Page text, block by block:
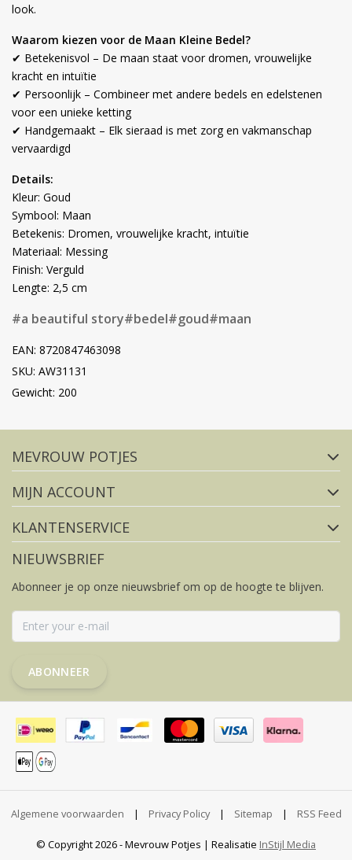
look.
Waarom kiezen voor de Maan Kleine Bedel?
✔ Betekenisvol – De maan staat voor dromen, vrouwelijke
kracht en intuïtie
✔ Persoonlijk – Combineer met andere bedels en edelstenen
voor een unieke ketting
✔ Handgemaakt – Elk sieraad is met zorg en vakmanschap
vervaardigd
Details:
Kleur: Goud
Symbool: Maan
Betekenis: Dromen, vrouwelijke kracht, intuïtie
Materiaal: Messing
Finish: Verguld
Lengte: 2,5 cm
#a beautiful story#bedel#goud#maan
EAN: 8720847463098
SKU: AW31131
Gewicht: 200
Volg ons op social media
FACEBOOK
MEVROUW POTJES
MIJN ACCOUNT
KLANTENSERVICE
NIEUWSBRIEF
Abonneer je op onze nieuwsbrief om op de hoogte te blijven.
ABONNEER
Algemene voorwaarden | Privacy Policy | Sitemap | RSS Feed
© Copyright 2026 - Mevrouw Potjes | Realisatie InStijl Media